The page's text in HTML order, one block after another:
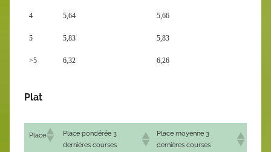
4 5,64 5,66
5 5,83 5,83
>5 6,32 6,26
Plat
Place
Place pondérée 3
dernières courses
Place moyenne 3
dernières courses